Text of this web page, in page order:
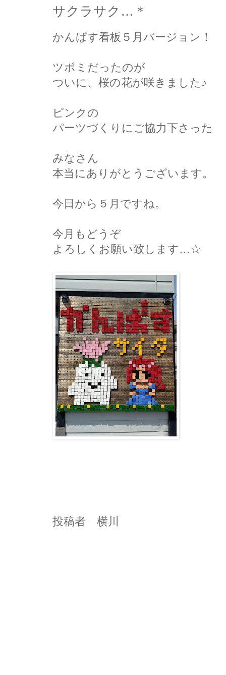
サクラサク…＊
かんばす看板５月バージョン！
ツボミだったのが
ついに、桜の花が咲きました♪
ピンクの
パーツづくりにご協力下さった
みなさん
本当にありがとうございます。
今日から５月ですね。
今月もどうぞ
よろしくお願い致します…☆
投稿者 横川